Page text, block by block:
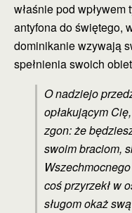
właśnie pod wpływem
antyfona do świętego,
dominikanie wzywają
spełnienia swoich
O nadziejo
opłakującym
zgon: że
swoim braciom,
coś przyrzekł w
sługom okaż